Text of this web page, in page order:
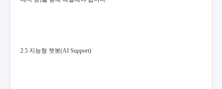
2.5 지능형 챗봇(AI Support)